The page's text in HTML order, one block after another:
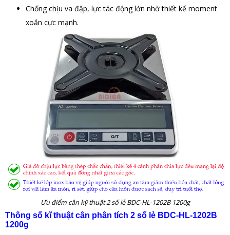
Chống chịu va đập, lực tác động lớn nhờ thiết kế moment
xoắn cực mạnh.
Ưu điểm cân kỹ thuật 2 số lẻ BDC-HL-1202B 1200g
Thông số kĩ thuật cân phân tích 2 số lẻ BDC-HL-1202B
1200g